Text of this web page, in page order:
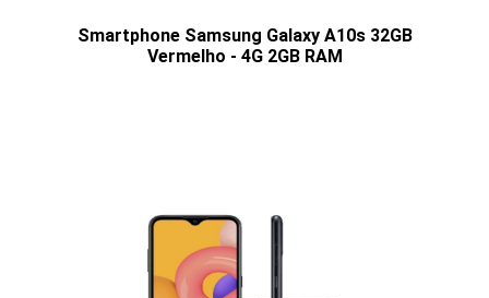
Smartphone Samsung Galaxy A10s 32GB
Vermelho - 4G 2GB RAM